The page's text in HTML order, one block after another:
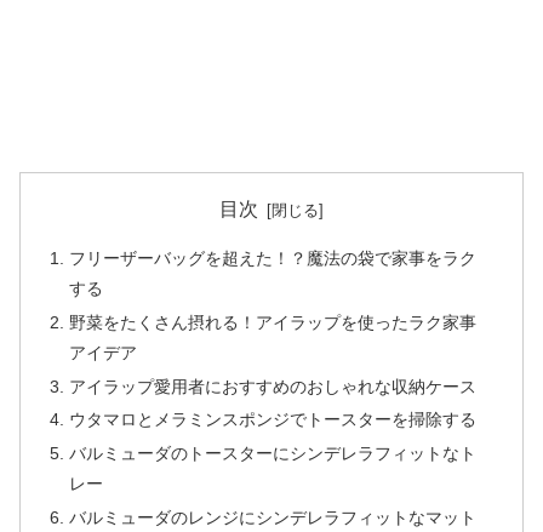
目次
フリーザーバッグを超えた！？魔法の袋で家事をラク
する
野菜をたくさん摂れる！アイラップを使ったラク家事
アイデア
アイラップ愛用者におすすめのおしゃれな収納ケース
ウタマロとメラミンスポンジでトースターを掃除する
バルミューダのトースターにシンデレラフィットなト
レー
バルミューダのレンジにシンデレラフィットなマット